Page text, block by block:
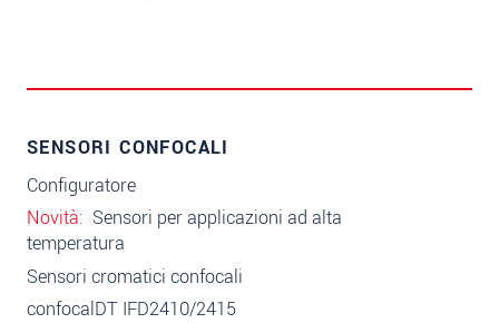
SENSORI CONFOCALI
Configuratore
Novità
Sensori per applicazioni ad alta
temperatura
Sensori cromatici confocali
confocalDT IFD2410/2415